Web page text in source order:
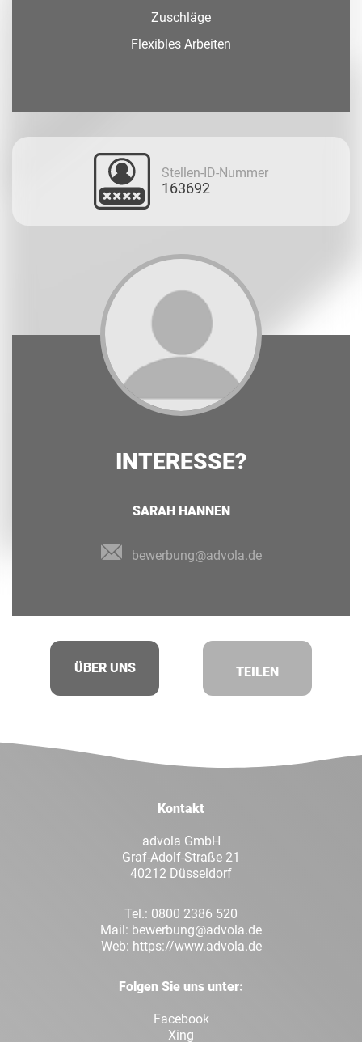
Zuschläge
Flexibles Arbeiten
Stellen-ID-Nummer
163692
INTERESSE?
SARAH HANNEN
bewerbung@advola.de
ÜBER UNS TEILEN
Kontakt
advola GmbH
Graf-Adolf-Straße 21
40212 Düsseldorf
Tel.: 0800 2386 520
Mail: bewerbung@advola.de
Web: https://www.advola.de
Folgen Sie uns unter:
Facebook
Xing